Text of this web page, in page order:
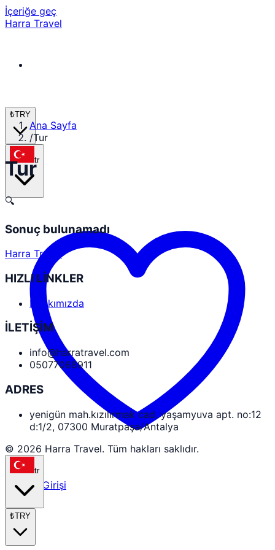
İçeriğe geç
Harra Travel
₺TRY
tr
Partner Girişi
Ana Sayfa
/Tur
Tur
🔍
Sonuç bulunamadı
Harra Travel
HIZLI LİNKLER
Hakkımızda
İLETİŞİM
info@harratravel.com
05077068911
ADRES
yenigün mah.kızılırmak cad. yaşamyuva apt. no:12
d:1/2, 07300 Muratpaşa/Antalya
© 2026 Harra Travel. Tüm hakları saklıdır.
tr
₺TRY